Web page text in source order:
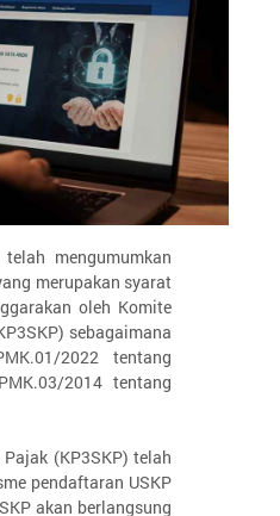
mengumumkan
merupakan syarat
oleh Komite
sebagaimana
2022 tentang
2014 tentang
(KP3SKP) telah
pendaftaran USKP
akan berlangsung